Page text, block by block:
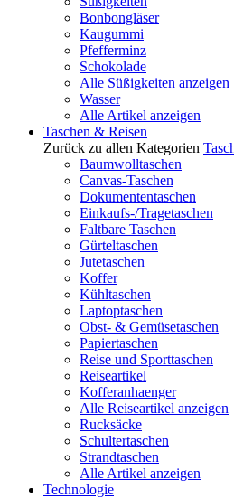
Bonbongläser
Kaugummi
Pfefferminz
Schokolade
Alle Süßigkeiten anzeigen
Wasser
Alle Artikel anzeigen
Taschen & Reisen
Zurück zu allen Kategorien
Baumwolltaschen
Canvas-Taschen
Dokumententaschen
Einkaufs-/Tragetaschen
Faltbare Taschen
Gürteltaschen
Jutetaschen
Koffer
Kühltaschen
Laptoptaschen
Obst- & Gemüsetaschen
Papiertaschen
Reise und Sporttaschen
Reiseartikel
Kofferanhaenger
Alle Reiseartikel anzeigen
Rucksäcke
Schultertaschen
Strandtaschen
Alle Artikel anzeigen
Technologie